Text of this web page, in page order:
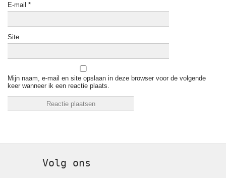
E-mail *
Site
Mijn naam, e-mail en site opslaan in deze browser voor de volgende
keer wanneer ik een reactie plaats.
Volg ons